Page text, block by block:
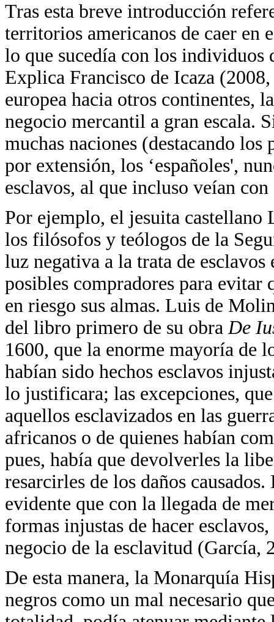
Tras esta breve introducción
territorios americanos de caer en
lo que sucedía con los individuos
Explica Francisco de Icaza
europea hacia otros continentes,
negocio mercantil a gran escala.
muchas naciones (destacando
por extensión, los ‘españoles',
esclavos, al que incluso veían con
Por ejemplo, el jesuita
los filósofos y teólogos de la
luz negativa a la trata de
posibles compradores para evitar
en riesgo sus almas. Luis de
del libro primero de su obraDe
1600, que la enorme mayoría de
habían sido hechos esclavos
lo justificara; las excepciones, que
aquellos esclavizados en las
africanos o de quienes habían
pues, había que devolverles la
resarcirles de los daños
evidente que con la llegada de
formas injustas de hacer
negocio de la esclavitud (García,
De esta manera, la Monarquía
negros como un mal necesario